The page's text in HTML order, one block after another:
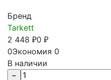
Бренд
Tarkett
2 448 ₽0 ₽
0Экономия 0
В наличии